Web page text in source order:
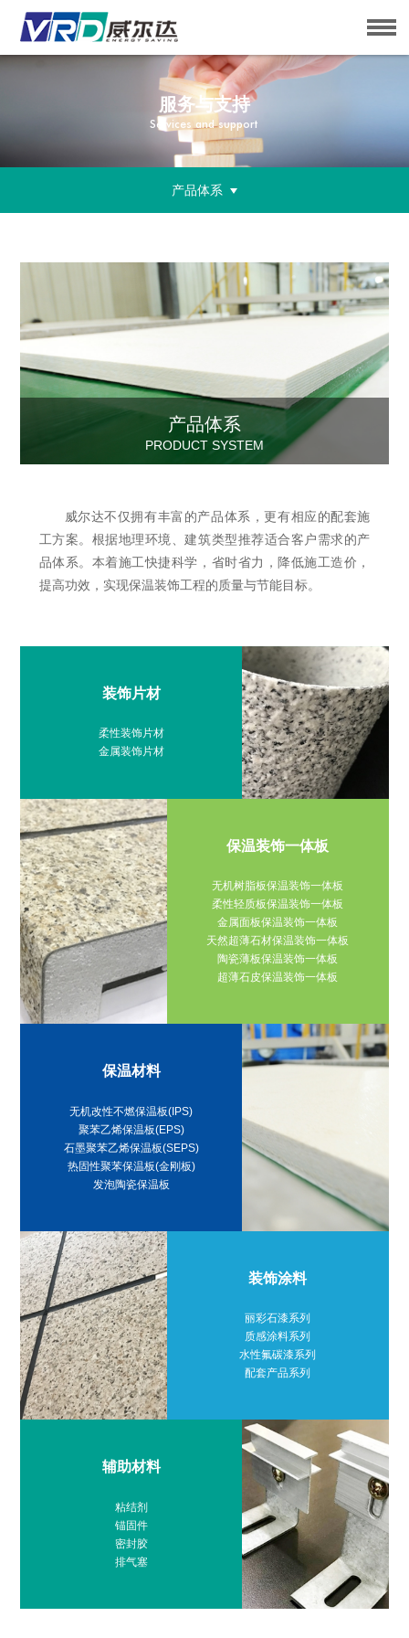
服务与支持
Services and support
产品体系
产品体系
PRODUCT SYSTEM
威尔达不仅拥有丰富的产品体系，更有相应的配套施
工方案。根据地理环境、建筑类型推荐适合客户需求的产
品体系。本着施工快捷科学，省时省力，降低施工造价，
提高功效，实现保温装饰工程的质量与节能目标。
装饰片材
柔性装饰片材
金属装饰片材
保温装饰一体板
无机树脂板保温装饰一体板
柔性轻质板保温装饰一体板
金属面板保温装饰一体板
天然超薄石材保温装饰一体板
陶瓷薄板保温装饰一体板
超薄石皮保温装饰一体板
保温材料
无机改性不燃保温板(IPS)
聚苯乙烯保温板(EPS)
石墨聚苯乙烯保温板(SEPS)
热固性聚苯保温板(金刚板)
发泡陶瓷保温板
装饰涂料
丽彩石漆系列
质感涂料系列
水性氟碳漆系列
配套产品系列
辅助材料
粘结剂
锚固件
密封胶
排气塞